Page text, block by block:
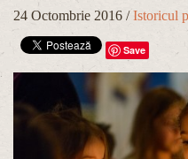
24 Octombrie 2016 /Istoricul
Save